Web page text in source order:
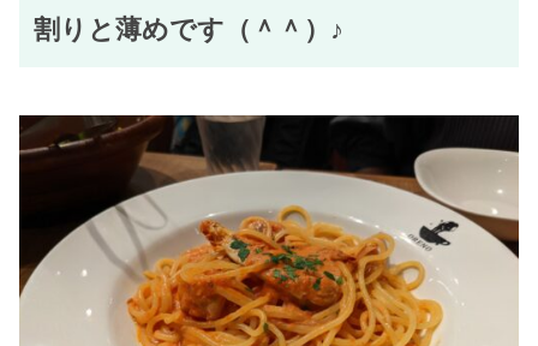
割りと薄めです（＾＾）♪